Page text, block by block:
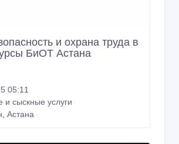
и охрана труда в
БиОТ Астана
05:11
и сыскные услуги
Астана